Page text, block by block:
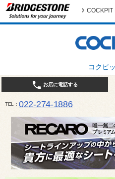
コクピ
COCKPIT
お店に電話する
TEL 022-274-1886